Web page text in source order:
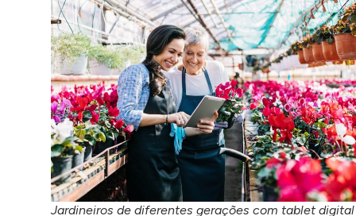
Jardineiros de diferentes gerações com tablet digital